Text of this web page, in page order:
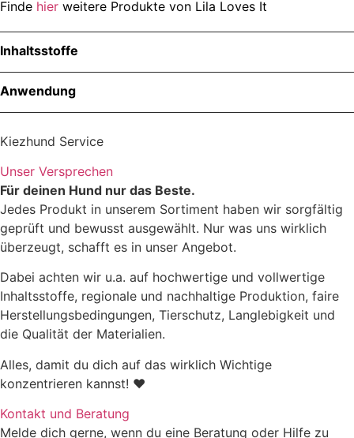
Finde hier weitere Produkte von Lila Loves It
Inhaltsstoffe
Anwendung
Kiezhund Service
Unser Versprechen
Für deinen Hund nur das Beste.
Jedes Produkt in unserem Sortiment haben wir sorgfältig
geprüft und bewusst ausgewählt. Nur was uns wirklich
überzeugt, schafft es in unser Angebot.
Dabei achten wir u.a. auf hochwertige und vollwertige
Inhaltsstoffe, regionale und nachhaltige Produktion, faire
Herstellungsbedingungen, Tierschutz, Langlebigkeit und
die Qualität der Materialien.
Alles, damit du dich auf das wirklich Wichtige
konzentrieren kannst! ♥
Kontakt und Beratung
Melde dich gerne, wenn du eine Beratung oder Hilfe zu